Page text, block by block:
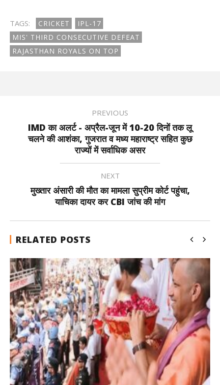
TAGS: CRICKET
IPL-17
MIS' THIRD CONSECUTIVE DEFEAT
RAJASTHAN ROYALS ON TOP
PREVIOUS
IMD का अलर्ट - अप्रैल-जून में 10-20 दिनों तक लू
चलने की आशंका, गुजरात व मध्य महाराष्ट्र सहित कुछ
राज्यों में सर्वाधिक असर
NEXT
मुख्तार अंसारी की मौत का मामला सुप्रीम कोर्ट पहुंचा,
याचिका दायर कर CBI जांच की मांग
RELATED POSTS